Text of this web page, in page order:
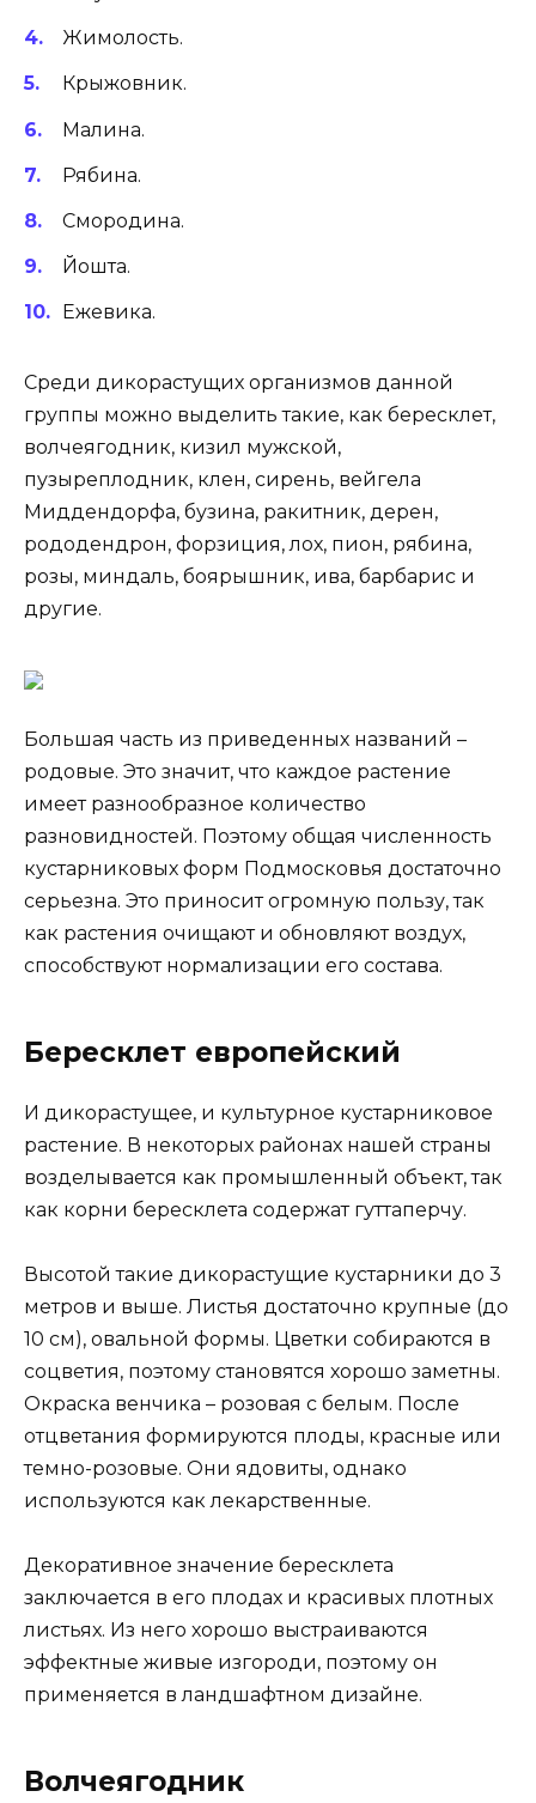
Жимолость.
Крыжовник.
Малина.
Рябина.
Смородина.
Йошта.
Ежевика.
Среди дикорастущих организмов данной
группы можно выделить такие, как бересклет,
волчеягодник, кизил мужской,
пузыреплодник, клен, сирень, вейгела
Миддендорфа, бузина, ракитник, дерен,
рододендрон, форзиция, лох, пион, рябина,
розы, миндаль, боярышник, ива, барбарис и
другие.
Большая часть из приведенных названий –
родовые. Это значит, что каждое растение
имеет разнообразное количество
разновидностей. Поэтому общая численность
кустарниковых форм Подмосковья достаточно
серьезна. Это приносит огромную пользу, так
как растения очищают и обновляют воздух,
способствуют нормализации его состава.
Бересклет европейский
И дикорастущее, и культурное кустарниковое
растение. В некоторых районах нашей страны
возделывается как промышленный объект, так
как корни бересклета содержат гуттаперчу.
Высотой такие дикорастущие кустарники до 3
метров и выше. Листья достаточно крупные (до
10 см), овальной формы. Цветки собираются в
соцветия, поэтому становятся хорошо заметны.
Окраска венчика – розовая с белым. После
отцветания формируются плоды, красные или
темно-розовые. Они ядовиты, однако
используются как лекарственные.
Декоративное значение бересклета
заключается в его плодах и красивых плотных
листьях. Из него хорошо выстраиваются
эффектные живые изгороди, поэтому он
применяется в ландшафтном дизайне.
Волчеягодник